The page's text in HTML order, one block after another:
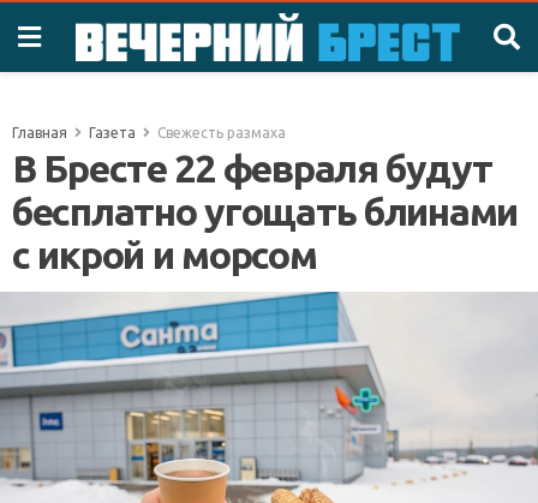
Главная Газета Свежесть размаха
В Бресте 22 февраля будут
бесплатно угощать блинами
с икрой и морсом